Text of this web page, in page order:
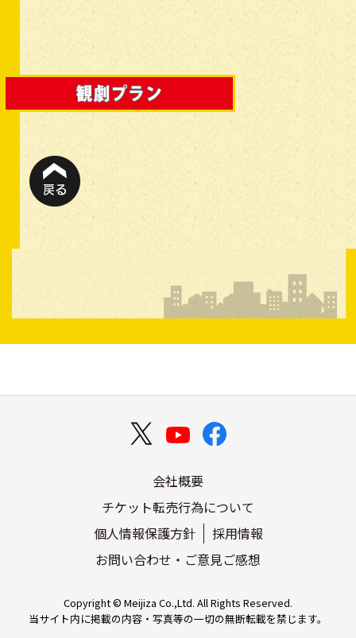
会社概要
チケット転売行為について
個人情報保護方針
採用情報
お問い合わせ・ご意見ご感想
Copyright © Meijiza Co.,Ltd. All Rights Reserved.
当サイト内に掲載の内容・写真等の一切の無断転載を禁じます。